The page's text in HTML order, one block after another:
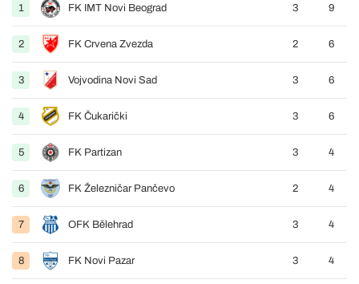
1 FK IMT Novi Beograd 3 9
2 FK Crvena Zvezda 2 6
3 Vojvodina Novi Sad 3 6
4 FK Čukarički 3 6
5 FK Partizan 3 4
6 FK Železničar Pančevo 2 4
7 OFK Bělehrad 3 4
8 FK Novi Pazar 3 4